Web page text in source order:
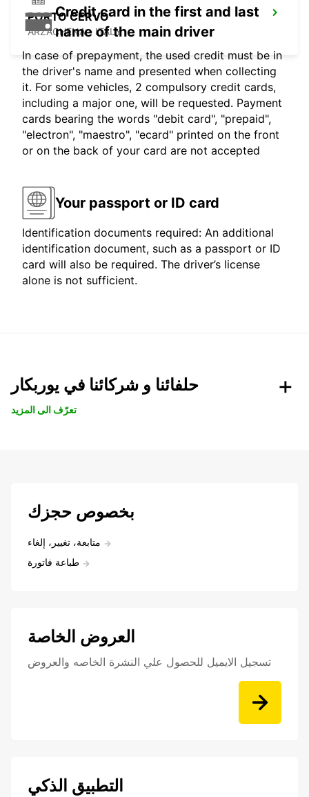
PORTO CERVO
ARZACHENA - ITALY
Credit card in the first and last
name of the main driver
In case of prepayment, the used credit must be in
the driver's name and presented when collecting
it. For some vehicles, 2 compulsory credit cards,
including a major one, will be requested. Payment
cards bearing the words "debit card", "prepaid",
"electron", "maestro", "ecard" printed on the front
or on the back of your card are not accepted
Your passport or ID card
Identification documents required: An additional
identification document, such as a passport or ID
card will also be required. The driver’s license
alone is not sufficient.
حلفائنا و شركائنا في يوربكار
تعرّف الى المزيد
بخصوص حجزك
متابعة، تغيير، إلغاء
طباعة فاتورة
العروض الخاصة
تسجيل الايميل للحصول علي النشرة الخاصه والعروض
التطبيق الذكي